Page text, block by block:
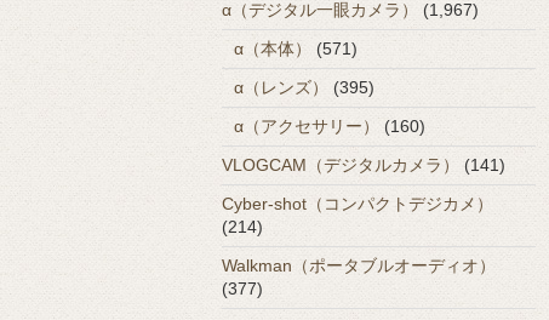
α（デジタル一眼カメラ）
(1,967)
α（本体）
(571)
α（レンズ）
(395)
α（アクセサリー）
(160)
VLOGCAM（デジタルカメラ）
(141)
Cyber-shot（コンパクトデジカメ）
(214)
Walkman（ポータブルオーディオ）
(377)